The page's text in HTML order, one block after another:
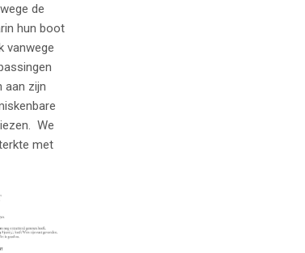
de
hun boot
vanwege
aan zijn
We
met